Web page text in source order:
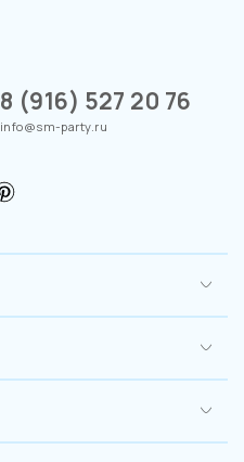
8 (916) 527 20 76
info@sm-party.ru